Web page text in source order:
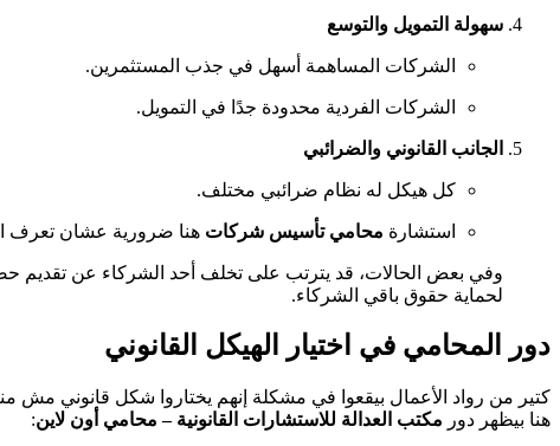
سهولة التمويل والتوسع
الشركات المساهمة أسهل في جذب المستثمرين.
الشركات الفردية محدودة جدًا في التمويل.
الجانب القانوني والضرائبي
كل هيكل له نظام ضرائبي مختلف.
استشارة محامي تأسيس شركات هنا ضرورية عشان تعرف
وفي بعض الحالات، قد يترتب على تخلف أحد الشركاء عن تقديم
لحماية حقوق باقي الشركاء.
دور المحامي في اختيار الهيكل القانوني
كتير من رواد الأعمال بيقعوا في مشكلة إنهم يختاروا شكل قانوني
هنا بيظهر دور مكتب العدالة للاستشارات القانونية – محامي أون لاين: